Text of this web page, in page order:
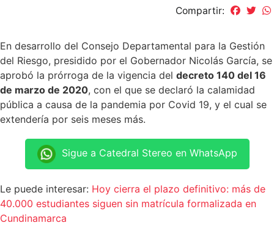
Compartir:
En desarrollo del Consejo Departamental para la Gestión
del Riesgo, presidido por el Gobernador Nicolás García, se
aprobó la prórroga de la vigencia del decreto 140 del 16
de marzo de 2020, con el que se declaró la calamidad
pública a causa de la pandemia por Covid 19, y el cual se
extendería por seis meses más.
Sigue a Catedral Stereo en WhatsApp
Le puede interesar: Hoy cierra el plazo definitivo: más de
40.000 estudiantes siguen sin matrícula formalizada en
Cundinamarca